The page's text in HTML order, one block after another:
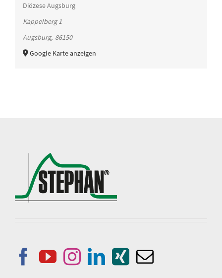
Diözese Augsburg
Kappelberg 1
Augsburg, 86150
Google Karte anzeigen